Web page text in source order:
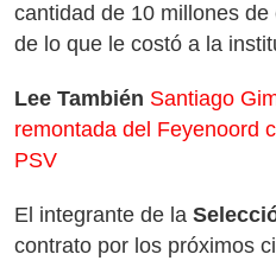
cantidad de 10 millones
de lo que le costó a la
Lee También Santiago
remontada del Feyenoord
PSV
El integrante de la
contrato por los próximos